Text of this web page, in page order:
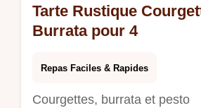
Tarte Rustique
Burrata pour 4
Repas Faciles & Rapides
Courgettes, burrata et pesto